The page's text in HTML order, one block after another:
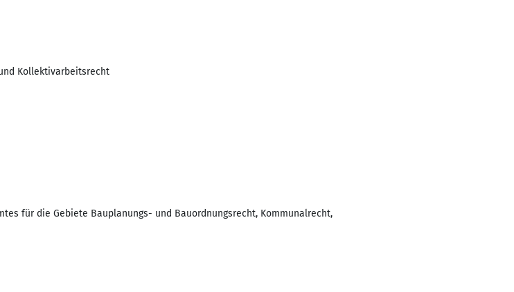
Kollektivarbeitsrecht
für die Gebiete Bauplanungs- und Bauordnungsrecht, Kommunalrecht,